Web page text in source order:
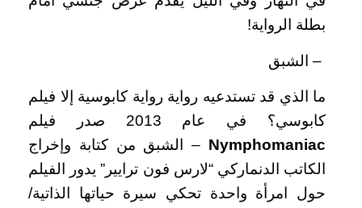
بطلة الرواية!
– الشبق
ما الذي قد تستدعيه رواية رواية كابوسية إلا فيلم
كابوسي؟ في عام 2013 صدر فيلم
Nymphomaniac – الشبق من كتابة وإخراج
الكاتب الدنماركي “لارس فون ترايير” يدور الفيلم
حول امرأة واحدة تحكي سيرة حياتها الذاتية/